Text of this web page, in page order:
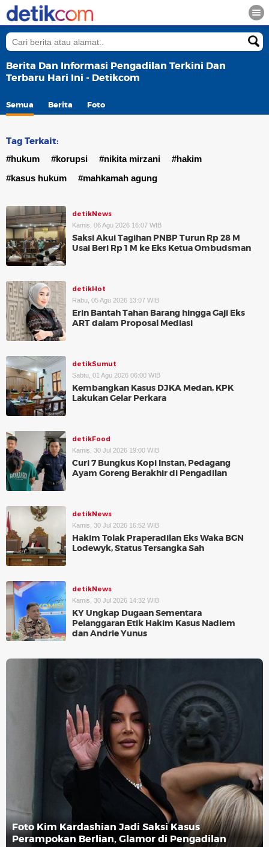
Berita Dan Informasi Pengadilan Terkini Dan
Terbaru Hari Ini - Detikcom
Semua Berita Foto
Tag Terkait:
#hukum #korupsi #nikita mirzani
#hakim
#kasus hukum
#mahkamah agung
detikNews
Kamis, 06 Agu 2026 16:07 WIB
Saksi Akui Tagihan PNBP Turun Rp 28 M
Usai Beri Rp 1 M ke Eks Ketua Ombudsman
detikHot
Rabu, 05 Agu 2026 13:07 WIB
Erin Bantah Tahan Barang hingga Gaji Eks
ART dalam Proposal Mediasi
detikSumut
Sabtu, 01 Agu 2026 06:00 WIB
Kembangkan Kasus DJKA Medan, KPK
Lakukan Gelar Perkara
detikFood
Kamis, 30 Jul 2026 19:00 WIB
Curi 7 Bungkus Kopi Instan, Pedagang
Ayam Goreng Berakhir di Pengadilan
detikNews
Kamis, 30 Jul 2026 16:52 WIB
Hakim Tolak Praperadilan Eks Waka BGN
Lodewyk, Status Tersangka Sah
detikNews
Kamis, 30 Jul 2026 14:32 WIB
KY Ungkap Dugaan Sementara
Pelanggaran Etik Hakim Kasus Nadiem
dan Andrie Yunus
Foto Kim Kardashian Jadi Saksi Kasus
Perampokan Berlian, Glamor di Pengadilan